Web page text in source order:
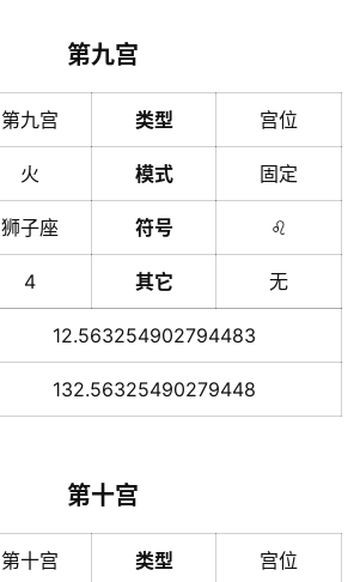
第九宫
第九宫 类型 宫位
火 模式 固定
狮子座 符号 ♌️
4 其它 无
12.563254902794483
132.56325490279448
第十宫
第十宫 类型 宫位